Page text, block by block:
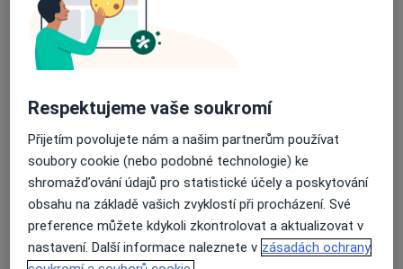
Názory
Přidejte svůj názor
60 názorů
Recenze pacientů jsou pro nás důležité.
Specialisté nemají možnost zaplatit za
odstranění nebo změnu recenze pacienta.
Další informace.Další informace o názorech
Respektujeme vaše soukromí
Přijetím povolujete nám a našim partnerům používat
soubory cookie (nebo podobné technologie) ke
shromažďování údajů pro statistické účely a poskytování
obsahu na základě vašich zvyklostí při procházení. Své
preference můžete kdykoli zkontrolovat a aktualizovat v
nastavení. Další informace naleznete v zásadách ochrany